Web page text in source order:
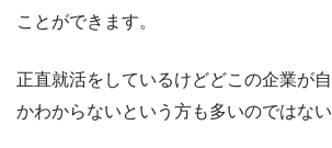
ことができます。
正直就活をしているけどどこの企業が
かわからないという方も多いのではない